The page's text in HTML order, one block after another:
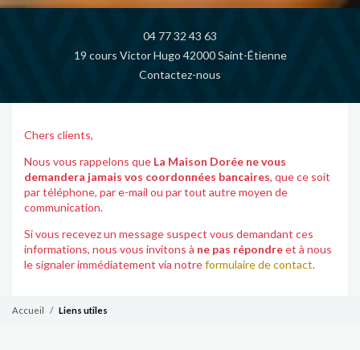
04 77 32 43 63
19 cours Victor Hugo 42000 Saint-Étienne
Contactez-nous
Chers clients,
Nous vous rappelons que La Maison Dorée ne vous
demandera jamais vos coordonnées bancaires, que ce soit
par téléphone, par e-mail ou par tout autre moyen de
communication.
Si vous recevez un message suspect vous demandant ces
informations, nous vous invitons à ne pas répondreet à nous
le signaler immédiatement via notreformulaire de contact.
Accueil Liens utiles